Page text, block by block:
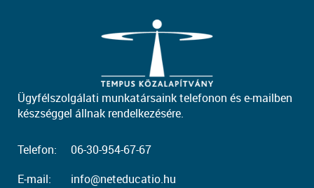
Ügyfélszolgálati munkatársaink telefonon és e-mailben
készséggel állnak rendelkezésére.
Telefon:
06-30-954-67-67
E-mail:
info@neteducatio.hu